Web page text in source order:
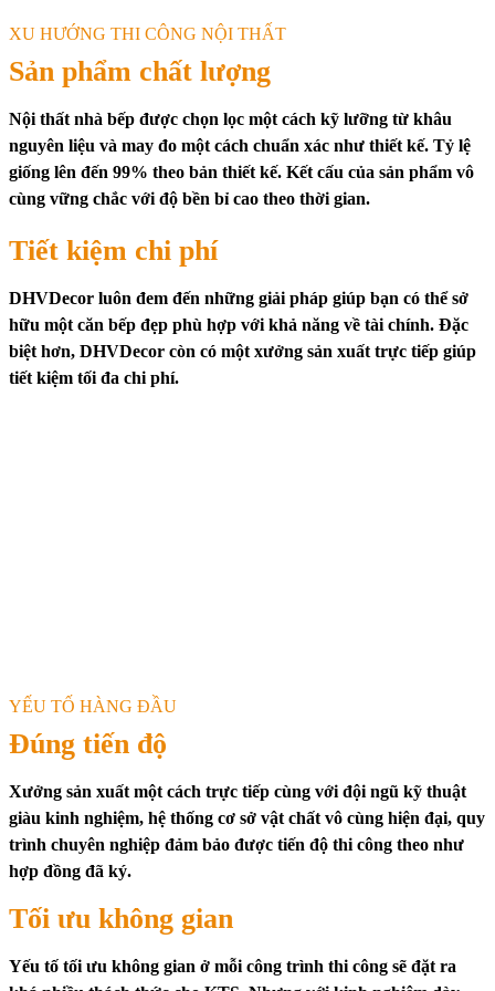
XU HƯỚNG THI CÔNG NỘI THẤT
Sản phẩm chất lượng
Nội thất nhà bếp được chọn lọc một cách kỹ lưỡng từ khâu
nguyên liệu và may đo một cách chuẩn xác như thiết kế. Tỷ lệ
giống lên đến 99% theo bản thiết kế. Kết cấu của sản phẩm vô
cùng vững chắc với độ bền bỉ cao theo thời gian.
Tiết kiệm chi phí
DHVDecor luôn đem đến những giải pháp giúp bạn có thể sở
hữu một căn bếp đẹp phù hợp với khả năng về tài chính. Đặc
biệt hơn, DHVDecor còn có một xưởng sản xuất trực tiếp giúp
tiết kiệm tối đa chi phí.
YẾU TỐ HÀNG ĐẦU
Đúng tiến độ
Xưởng sản xuất một cách trực tiếp cùng với đội ngũ kỹ thuật
giàu kinh nghiệm, hệ thống cơ sở vật chất vô cùng hiện đại, quy
trình chuyên nghiệp đảm bảo được tiến độ thi công theo như
hợp đồng đã ký.
Tối ưu không gian
Yếu tố tối ưu không gian ở mỗi công trình thi công sẽ đặt ra